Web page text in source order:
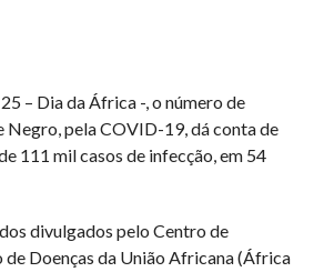
– Dia da África -, o número de
pela COVID-19, dá conta de
111 mil casos de infecção, em 54
divulgados pelo Centro de
de Doenças da União Africana (África